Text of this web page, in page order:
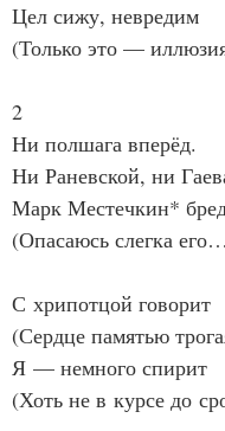
Цел сижу, невредим
(Только это —
2
Ни полшага вперёд.
Ни Раневской, ни
Марк Местечкин*
(Опасаюсь слегка
С хрипотцой говорит
(Сердце памятью
Я — немного спирит
(Хоть не в курсе до